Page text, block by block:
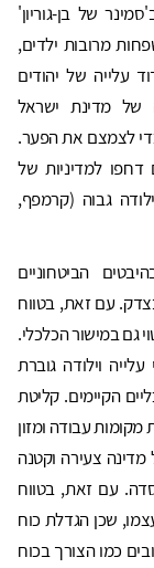
של בן-גוריון'
במשפחות מרובות ילדים,
עלייה של יהודים
של מדינת ישראל
לצמצם את הפער.
דחפו למדיניות של
גבוה (קרמפף,
הביטחוניים
עם זאת, בטווח
גם במישור הכלכלי.
וילודה גוברת
הקיימים. קליטת
עבודה ומזון
צעירה וקטנה
עם זאת, בטווח
שכן הגדלת כוח
כמו הצורך בכוח